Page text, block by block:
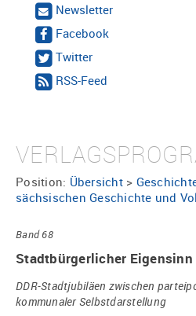
Newsletter
Facebook
Twitter
RSS-Feed
Position: Übersicht>
sächsischen Geschichte und
Band 68
Stadtbürgerlicher Eigensinn
DDR-Stadtjubiläen zwischen
kommunaler Selbstdarstellung